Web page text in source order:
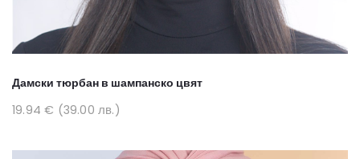
Дамски тюрбан в шампанско цвят
19.94 € (39.00 лв.)